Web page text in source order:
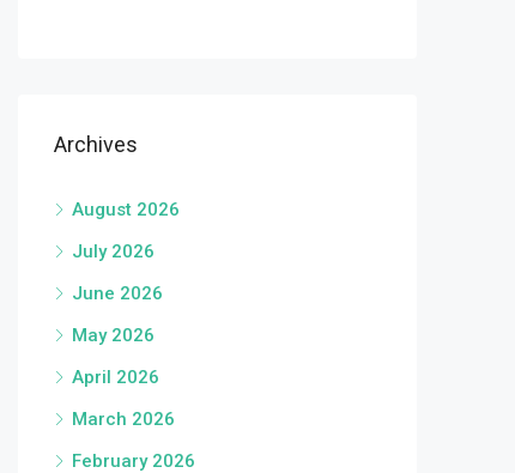
Archives
August 2026
July 2026
June 2026
May 2026
April 2026
March 2026
February 2026